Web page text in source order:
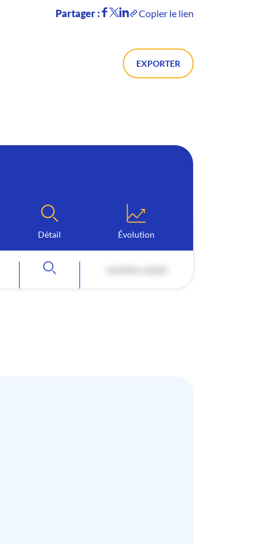
Partager : Copier le lien
EXPORTER
Détail Évolution
contenu caché